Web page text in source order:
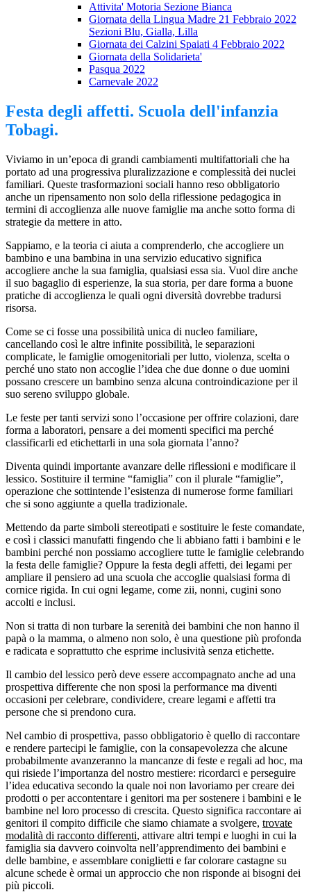
Attivita' Motoria Sezione Bianca
Giornata della Lingua Madre 21 Febbraio 2022
Sezioni Blu, Gialla, Lilla
Giornata dei Calzini Spaiati 4 Febbraio 2022
Giornata della Solidarieta'
Pasqua 2022
Carnevale 2022
Festa degli affetti. Scuola dell'infanzia
Tobagi.
Viviamo in un’epoca di grandi cambiamenti multifattoriali che ha
portato ad una progressiva pluralizzazione e complessità dei nuclei
familiari. Queste trasformazioni sociali hanno reso obbligatorio
anche un ripensamento non solo della riflessione pedagogica in
termini di accoglienza alle nuove famiglie ma anche sotto forma di
strategie da mettere in atto.
Sappiamo, e la teoria ci aiuta a comprenderlo, che accogliere un
bambino e una bambina in una servizio educativo significa
accogliere anche la sua famiglia, qualsiasi essa sia. Vuol dire anche
il suo bagaglio di esperienze, la sua storia, per dare forma a buone
pratiche di accoglienza le quali ogni diversità dovrebbe tradursi
risorsa.
Come se ci fosse una possibilità unica di nucleo familiare,
cancellando così le altre infinite possibilità, le separazioni
complicate, le famiglie omogenitoriali per lutto, violenza, scelta o
perché uno stato non accoglie l’idea che due donne o due uomini
possano crescere un bambino senza alcuna controindicazione per il
suo sereno sviluppo globale.
Le feste per tanti servizi sono l’occasione per offrire colazioni, dare
forma a laboratori, pensare a dei momenti specifici ma perché
classificarli ed etichettarli in una sola giornata l’anno?
Diventa quindi importante avanzare delle riflessioni e modificare il
lessico. Sostituire il termine “famiglia” con il plurale “famiglie”,
operazione che sottintende l’esistenza di numerose forme familiari
che si sono aggiunte a quella tradizionale.
Mettendo da parte simboli stereotipati e sostituire le feste comandate,
e così i classici manufatti fingendo che li abbiano fatti i bambini e le
bambini perché non possiamo accogliere tutte le famiglie celebrando
la festa delle famiglie? Oppure la festa degli affetti, dei legami per
ampliare il pensiero ad una scuola che accoglie qualsiasi forma di
cornice rigida. In cui ogni legame, come zii, nonni, cugini sono
accolti e inclusi.
Non si tratta di non turbare la serenità dei bambini che non hanno il
papà o la mamma, o almeno non solo, è una questione più profonda
e radicata e soprattutto che esprime inclusività senza etichette.
Il cambio del lessico però deve essere accompagnato anche ad una
prospettiva differente che non sposi la performance ma diventi
occasioni per celebrare, condividere, creare legami e affetti tra
persone che si prendono cura.
Nel cambio di prospettiva, passo obbligatorio è quello di raccontare
e rendere partecipi le famiglie, con la consapevolezza che alcune
probabilmente avanzeranno la mancanze di feste e regali ad hoc, ma
qui risiede l’importanza del nostro mestiere: ricordarci e perseguire
l’idea educativa secondo la quale noi non lavoriamo per creare dei
prodotti o per accontentare i genitori ma per sostenere i bambini e le
bambine nel loro processo di crescita. Questo significa raccontare ai
genitori il compito difficile che siamo chiamate a svolgere, trovate
modalità di racconto differenti, attivare altri tempi e luoghi in cui la
famiglia sia davvero coinvolta nell’apprendimento dei bambini e
delle bambine, e assemblare coniglietti e far colorare castagne su
alcune schede è ormai un approccio che non risponde ai bisogni dei
più piccoli.